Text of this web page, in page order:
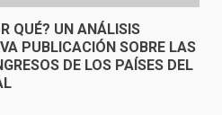
QUÉ? UN ANÁLISIS
PUBLICACIÓN SOBRE LAS
DE LOS PAÍSES DEL